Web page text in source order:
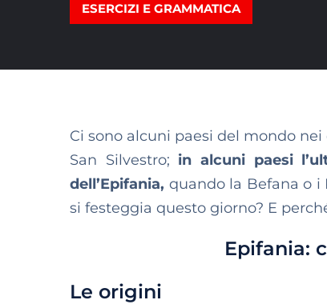
ESERCIZI E GRAMMATICA
Ci sono alcuni paesi del mondo
San Silvestro; in alcuni paesi
dell’Epifania, quando la Befana o
si festeggia questo giorno? E
Epifania:
Le origini